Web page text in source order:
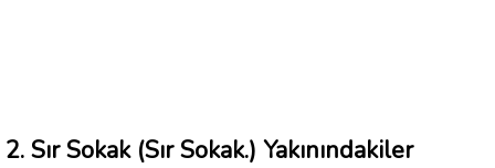
2. Sır Sokak (Sır Sokak.) Yakınındakiler